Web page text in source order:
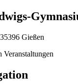
Gießen
Veranstaltungen